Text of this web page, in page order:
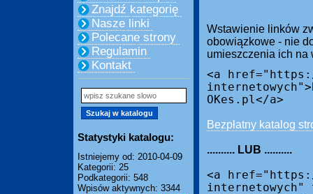
Znajdź kategorię
Nasze linki
Polecane strony
Regulamin
Kontakt
Statystyki katalogu:
Istniejemy od: 2010-04-09
Kategorii: 25
Podkategorii: 548
Wpisów aktywnych: 3344
Wstawienie linków
obowiązkowe - nie
umieszczenia ich na
<a
OKes.pl</a>
Bezpłatny katalog
.......... LUB ..........
<a
internetowych"